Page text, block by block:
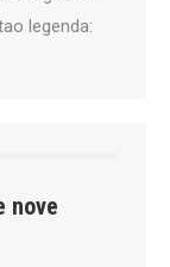
legenda:
nove